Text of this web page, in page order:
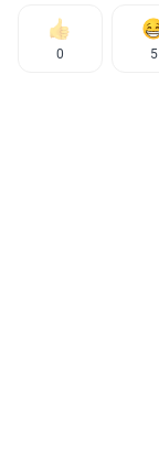
0 5